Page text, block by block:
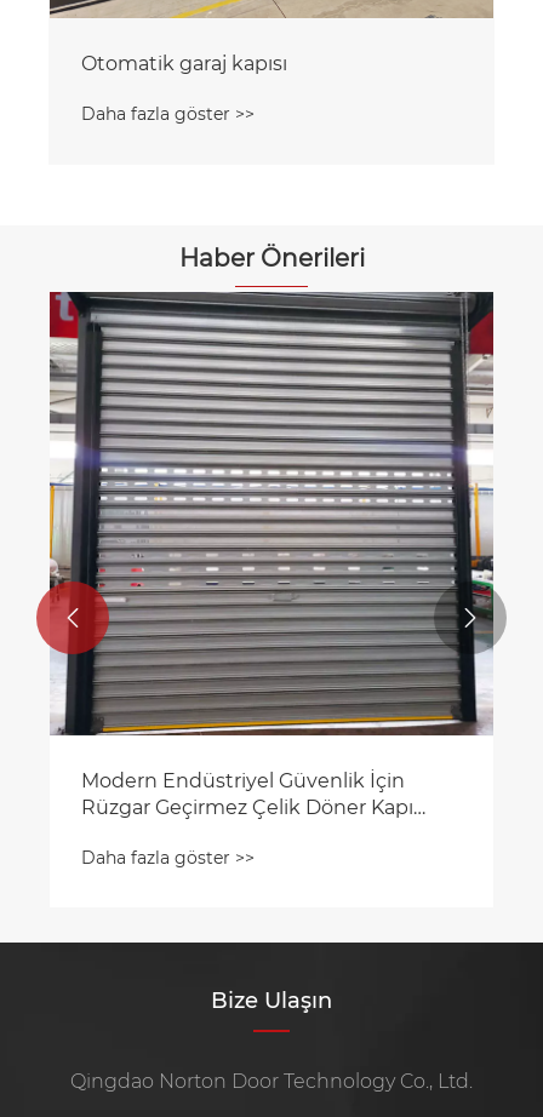
Otomatik garaj kapısı
Daha fazla göster >>
Haber Önerileri
Modern Endüstriyel Güvenlik İçin
Rüzgar Geçirmez Çelik Döner Kapı
Daha fazla göster >>
 
Bize Ulaşın
Qingdao Norton Door Technology Co., Ltd.